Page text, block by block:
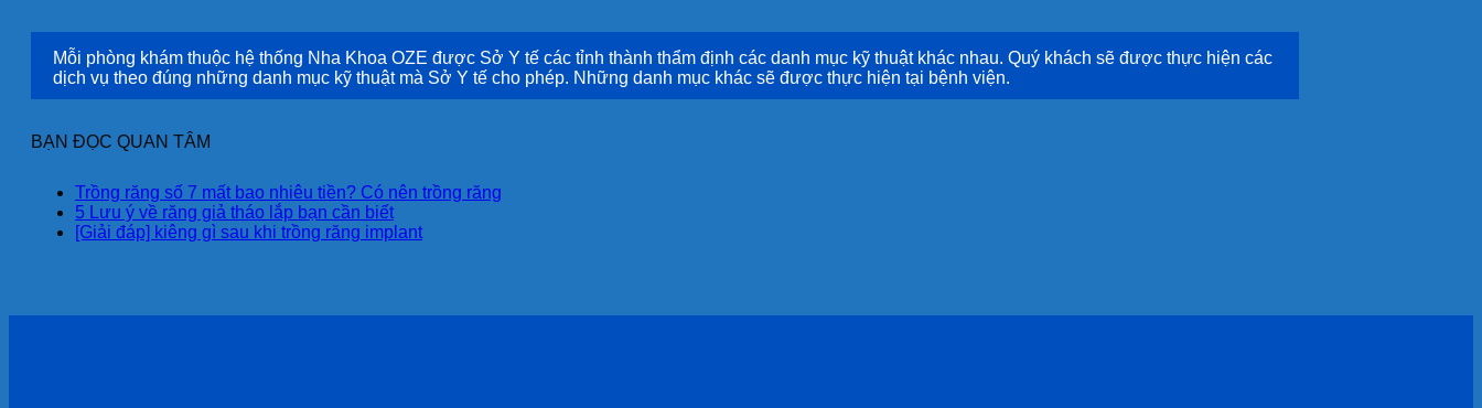
Mỗi phòng khám thuộc hệ thống Nha Khoa OZE được Sở Y tế các tỉnh thành thẩm định các danh mục kỹ thuật khác nhau. Quý khách sẽ được thực hiện các
dịch vụ theo đúng những danh mục kỹ thuật mà Sở Y tế cho phép. Những danh mục khác sẽ được thực hiện tại bệnh viện.
BẠN ĐỌC QUAN TÂM
Trồng răng số 7 mất bao nhiêu tiền? Có nên trồng răng
5 Lưu ý về răng giả tháo lắp bạn cần biết
[Giải đáp] kiêng gì sau khi trồng răng implant